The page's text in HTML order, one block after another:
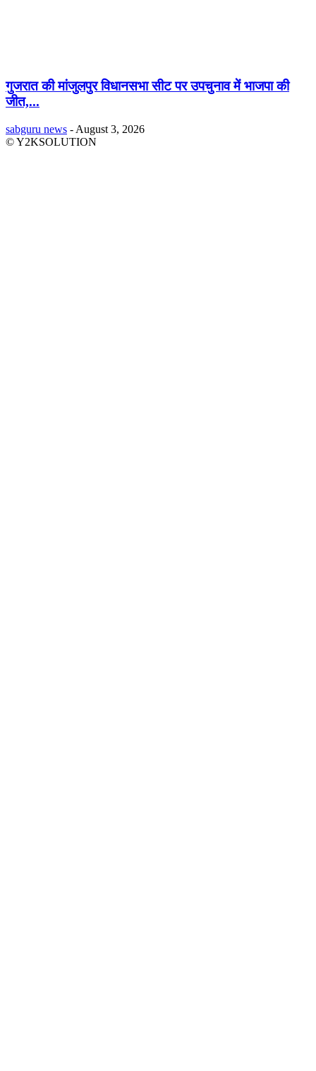
गुजरात की मांजुलपुर विधानसभा सीट पर उपचुनाव में भाजपा की
जीत,...
sabguru news - August 3, 2026
© Y2KSOLUTION